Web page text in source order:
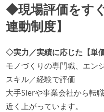
◆現場評価をす
連動制度】
◇実力／実績に応じた【単価
モノづくりの専門職、エン
スキル／経験で評価
大手SIerや事業会社から転
近く上がっています。